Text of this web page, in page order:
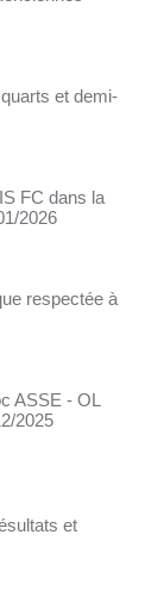
et demi-
FC dans la
2026
respectée à
ASSE - OL
2025
et